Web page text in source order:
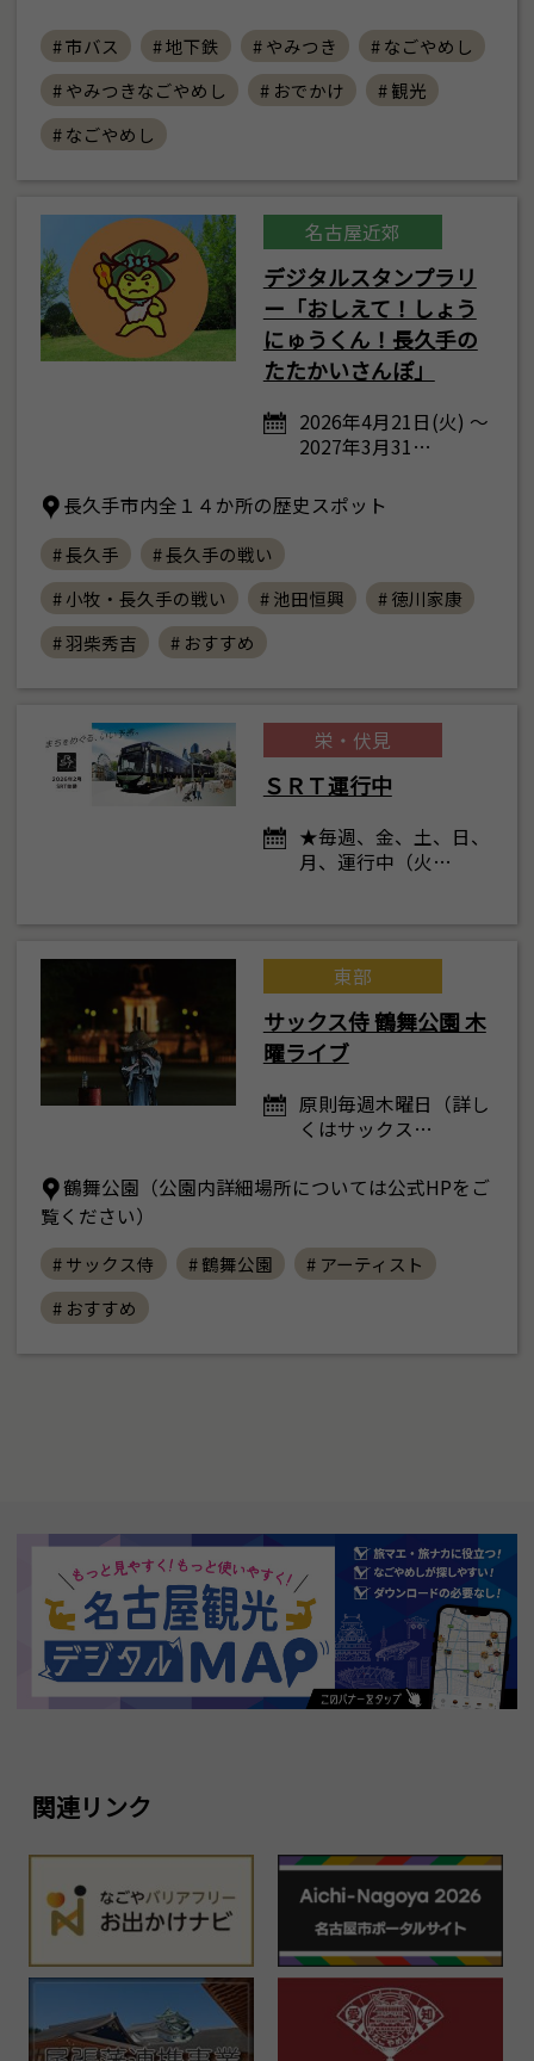
# 市バス # 地下鉄 # やみつき
# なごやめし
# やみつきなごやめし
# おでかけ
# 観光
# なごやめし
名古屋近郊
デジタルスタンプラリ
ー「おしえて！しょう
にゅうくん！長久手の
たたかいさんぽ」
2026年4月21日(火) ～
2027年3月31…
長久手市内全１４か所の歴史スポット
# 長久手
# 長久手の戦い
# 小牧・長久手の戦い
# 池田恒興
# 徳川家康
# 羽柴秀吉
# おすすめ
栄・伏見
ＳＲＴ運行中
★毎週、金、土、日、
月、運行中（火…
東部
サックス侍 鶴舞公園 木
曜ライブ
原則毎週木曜日（詳し
くはサックス…
鶴舞公園（公園内詳細場所については公式HPをご
覧ください）
# サックス侍 # 鶴舞公園
# アーティスト
# おすすめ
関連リンク